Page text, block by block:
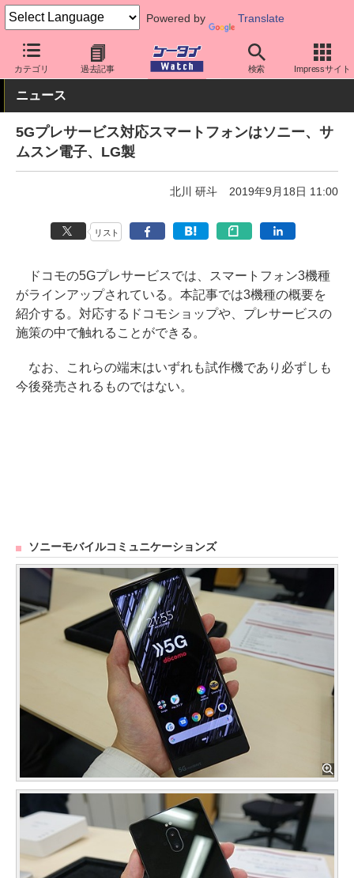
Powered by Translate
カテゴリ 過去記事 検索 Impressサイト
ケータイ Watch 最新技術/その他 5G
ニュース
5Gプレサービス対応スマートフォンはソニー、サ
ムスン電子、LG製
北川 研斗 2019年9月18日 11:00
リスト
ドコモの5Gプレサービスでは、スマートフォン3機種
がラインアップされている。本記事では3機種の概要を
紹介する。対応するドコモショップや、プレサービスの
施策の中で触れることができる。
なお、これらの端末はいずれも試作機であり必ずしも
今後発売されるものではない。
ソニーモバイルコミュニケーションズ